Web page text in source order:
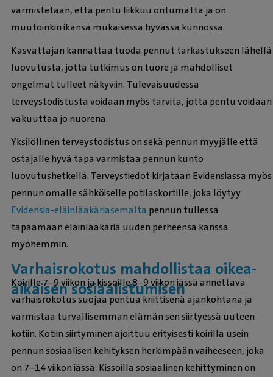
varmistetaan, että pentu liikkuu ontumatta ja on
muutoinkin ikänsä mukaisessa hyvässä kunnossa.
Kasvattajan kannattaa tuoda pennut tarkastukseen lähellä
luovutusta, jotta tutkimus on tuore ja mahdolliset
ongelmat tulleet näkyviin. Tulevaisuudessa
terveystodistusta voidaan myös tarvita, jotta pentu voidaan
vakuuttaa jo nuorena.
Yksilöllinen terveystodistus on sekä pennun myyjälle että
ostajalle hyvä tapa varmistaa pennun kunto
luovutushetkellä. Terveystiedot kirjataan Evidensiassa myös
pennun omalle sähköiselle potilaskortille, joka löytyy
Evidensia-eläinlääkäriasemalta pennun tullessa
tapaamaan eläinlääkäriä uuden perheensä kanssa
myöhemmin.
Varhaisrokotus mahdollistaa oikea-
aikaisen sosiaalistumisen
Koirille 7–9 viikon ja kissoille 8–9 viikon iässä annettava
varhaisrokotus suojaa pentua kriittisenä ajankohtana ja
varmistaa turvallisemman elämän sen siirtyessä uuteen
kotiin. Kotiin siirtyminen ajoittuu erityisesti koirilla usein
pennun sosiaalisen kehityksen herkimpään vaiheeseen, joka
on 7–14 viikon iässä. Kissoilla sosiaalinen kehittyminen on